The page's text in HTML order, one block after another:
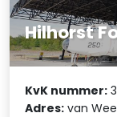
Hilhorst
KvK nummer:
Adres: van